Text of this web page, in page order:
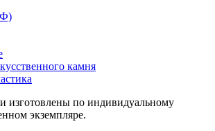
камня
изготовлены по индивидуальному
экземпляре.